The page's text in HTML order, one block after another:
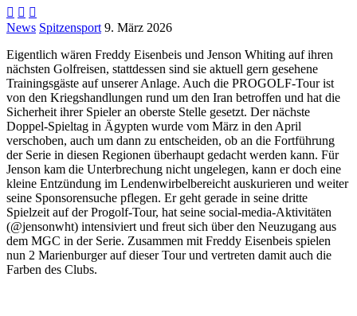
  
News Spitzensport 9. März 2026
Eigentlich wären Freddy Eisenbeis und Jenson Whiting auf ihren
nächsten Golfreisen, stattdessen sind sie aktuell gern gesehene
Trainingsgäste auf unserer Anlage. Auch die PROGOLF-Tour ist
von den Kriegshandlungen rund um den Iran betroffen und hat die
Sicherheit ihrer Spieler an oberste Stelle gesetzt. Der nächste
Doppel-Spieltag in Ägypten wurde vom März in den April
verschoben, auch um dann zu entscheiden, ob an die Fortführung
der Serie in diesen Regionen überhaupt gedacht werden kann. Für
Jenson kam die Unterbrechung nicht ungelegen, kann er doch eine
kleine Entzündung im Lendenwirbelbereicht auskurieren und weiter
seine Sponsorensuche pflegen. Er geht gerade in seine dritte
Spielzeit auf der Progolf-Tour, hat seine social-media-Aktivitäten
(@jensonwht) intensiviert und freut sich über den Neuzugang aus
dem MGC in der Serie. Zusammen mit Freddy Eisenbeis spielen
nun 2 Marienburger auf dieser Tour und vertreten damit auch die
Farben des Clubs.